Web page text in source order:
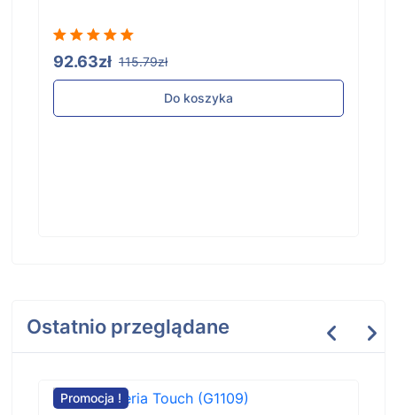
92.63zł 115.79zł
Do koszyka
Ostatnio przeglądane
Promocja !